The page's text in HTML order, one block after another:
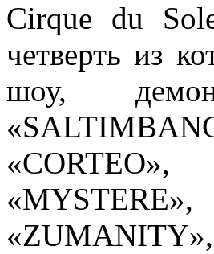
Cirque du
четверть из
шоу,